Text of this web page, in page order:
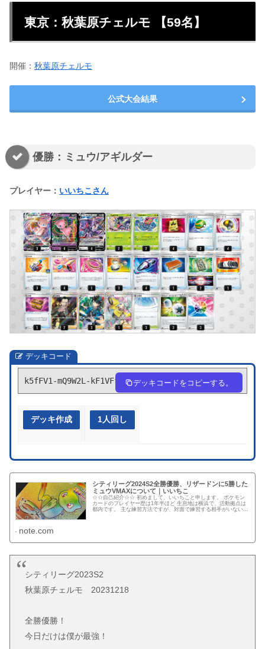
東京：秋葉原チェルモ 【59名】
開催： 秋葉原チェルモ
公式大会結果
優勝：ミュウ/アギルダー
プレイヤー： いいちこさん
デッキコード
k5fFV1-mQ9W2L-kF1VFf デッキコードをコピーする。
デッキ作成 1人回し
シティリーグ2024S2全勝優勝、リザードンに5勝した
ミュウVMAXについて｜いいちこ
☆☆自己紹介☆☆ 初めまして、いいちこと申します。 ポケモン
カードのプレイヤー歴は1年半ほど 生息地は横浜で、活動拠点は
都内です。 主な練習方法ですが、対面で練習する相手がいないた
note.com
シティリーグ2023S2
秋葉原チェルモ 20231218
全勝優勝！
今日だけは僕が最強！